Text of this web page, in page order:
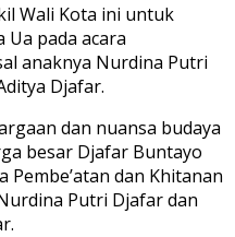
Wali Kota ini untuk
pada acara
anaknya Nurdina Putri
Djafar.
dan nuansa budaya
besar Djafar Buntayo
Pembe’atan dan Khitanan
Putri Djafar dan